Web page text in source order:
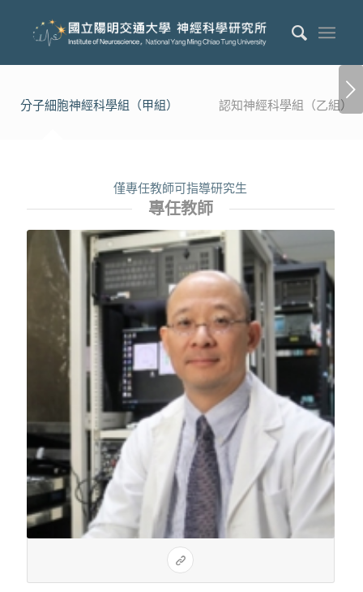
分子細胞神經科學組（甲組） 認知神經科學組（乙組）
僅專任教師可指導研究生
專任教師